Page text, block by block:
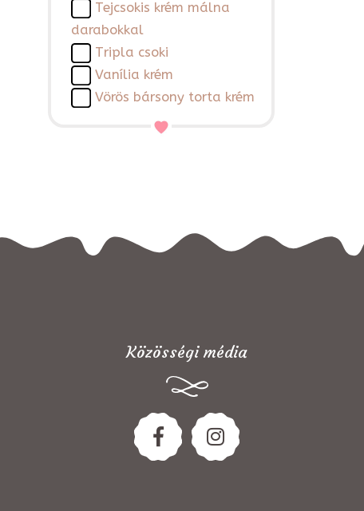
Tejcsokis krém málna
darabokkal
Tripla csoki
Vanília krém
Vörös bársony torta krém
Közösségi média